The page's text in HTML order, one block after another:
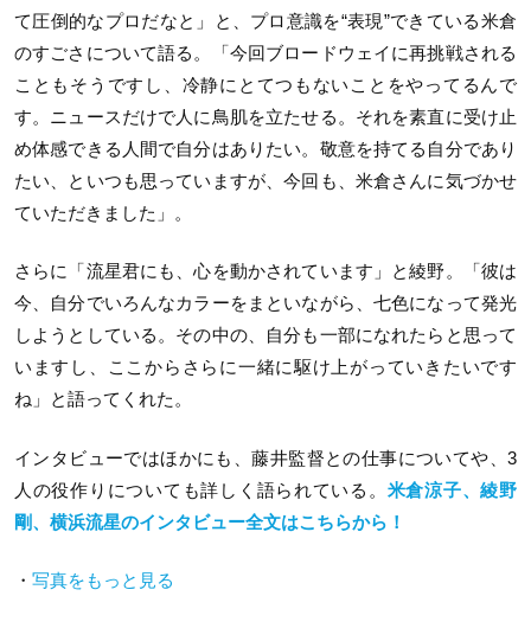
て圧倒的なプロだなと」と、プロ意識を“表現”できている米倉
のすごさについて語る。「今回ブロードウェイに再挑戦される
こともそうですし、冷静にとてつもないことをやってるんで
す。ニュースだけで人に鳥肌を立たせる。それを素直に受け止
め体感できる人間で自分はありたい。敬意を持てる自分であり
たい、といつも思っていますが、今回も、米倉さんに気づかせ
ていただきました」。
さらに「流星君にも、心を動かされています」と綾野。「彼は
今、自分でいろんなカラーをまといながら、七色になって発光
しようとしている。その中の、自分も一部になれたらと思って
いますし、ここからさらに一緒に駆け上がっていきたいです
ね」と語ってくれた。
インタビューではほかにも、藤井監督との仕事についてや、 3
人の役作りについても詳しく語られている。 米倉涼子、綾野
剛、横浜流星のインタビュー全文はこちらから！
・ 写真をもっと見る